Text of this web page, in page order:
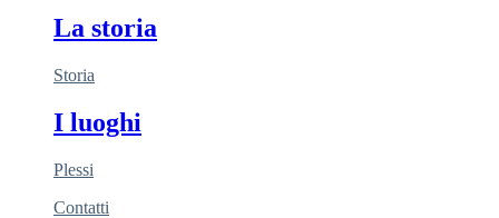
La storia
Storia
I luoghi
Plessi
Contatti